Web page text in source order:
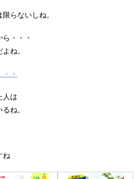
らないしね。
・・・
ね。
・
人は
ね。
ね